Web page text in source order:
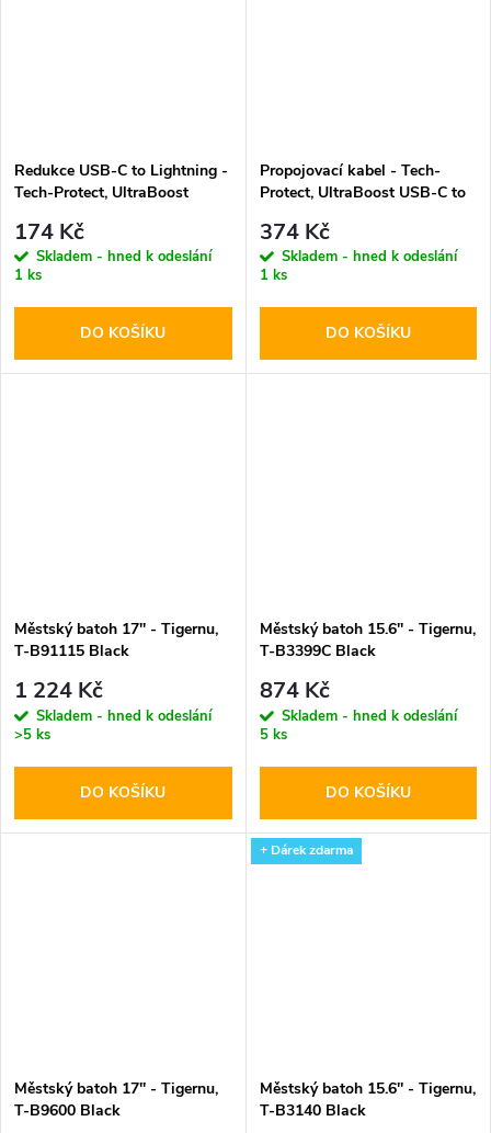
Redukce USB-C to Lightning -
Tech-Protect, UltraBoost
174 Kč
Skladem - hned k odeslání
1 ks
DO KOŠÍKU
Propojovací kabel - Tech-
Protect, UltraBoost USB-C to
374 Kč
Skladem - hned k odeslání
1 ks
DO KOŠÍKU
Městský batoh 17'' - Tigernu,
T-B91115 Black
1 224 Kč
Skladem - hned k odeslání
>5 ks
DO KOŠÍKU
Městský batoh 15.6'' - Tigernu,
T-B3399C Black
874 Kč
Skladem - hned k odeslání
5 ks
DO KOŠÍKU
Městský batoh 17'' - Tigernu,
T-B9600 Black
+ Dárek zdarma
Městský batoh 15.6'' - Tigernu,
T-B3140 Black